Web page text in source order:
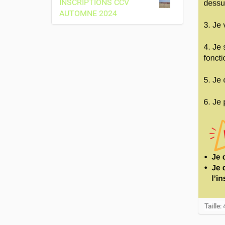
C
l
Taille:
INSCRIPTIONS CCV
AUTOMNE 2024